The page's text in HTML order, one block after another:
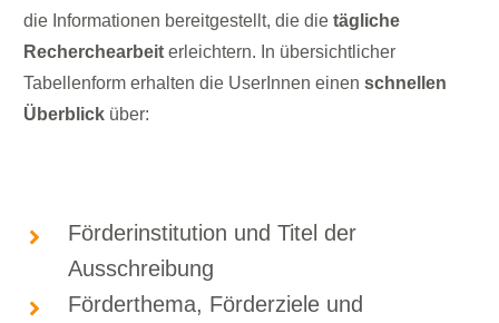
die Informationen bereitgestellt, die die tägliche
Recherchearbeit erleichtern. In übersichtlicher
Tabellenform erhalten die UserInnen einen schnellen
Überblick über:
Förderinstitution und Titel der
Ausschreibung
Förderthema, Förderziele und